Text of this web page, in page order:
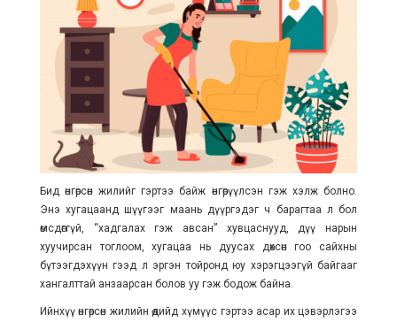
Бид өнгөрсөн жилийг гэртээ байж өнгөрүүлсэн гэж хэлж болно.
Энэ хугацаанд шүүгээг маань дүүргэдэг ч барагтаа л бол
өмсдөггүй, “хадгалах гэж авсан” хувцаснууд, дүү нарын
хуучирсан тоглоом, хугацаа нь дуусах дөхсөн гоо сайхны
бүтээгдэхүүн гээд л эргэн тойронд юу хэрэгцээгүй байгааг
хангалттай анзаарсан болов уу гэж бодож байна.
Ийнхүү өнгөрсөн жилийн өдийд хүмүүс гэртээ асар их цэвэрлэгээ